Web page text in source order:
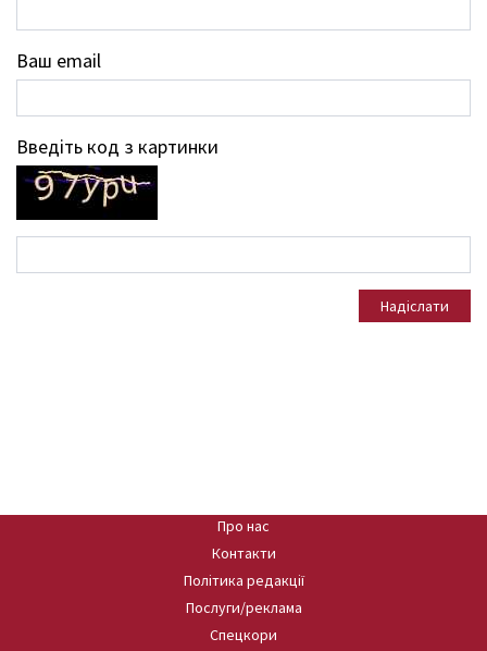
Ваш email
Введіть код з картинки
Надіслати
Про нас
Контакти
Політика редакції
Послуги/реклама
Спецкори